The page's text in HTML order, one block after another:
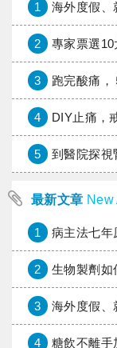
1 海外度假、就業、遊
2 專家票選
3 跑完酸痛，
4 DIY止痛，
5 到醫院探視
最新文章 New
1 病主法七年
2 生物製劑如何幫發
3 海外度假、就業、遊
4 糖飲不離手